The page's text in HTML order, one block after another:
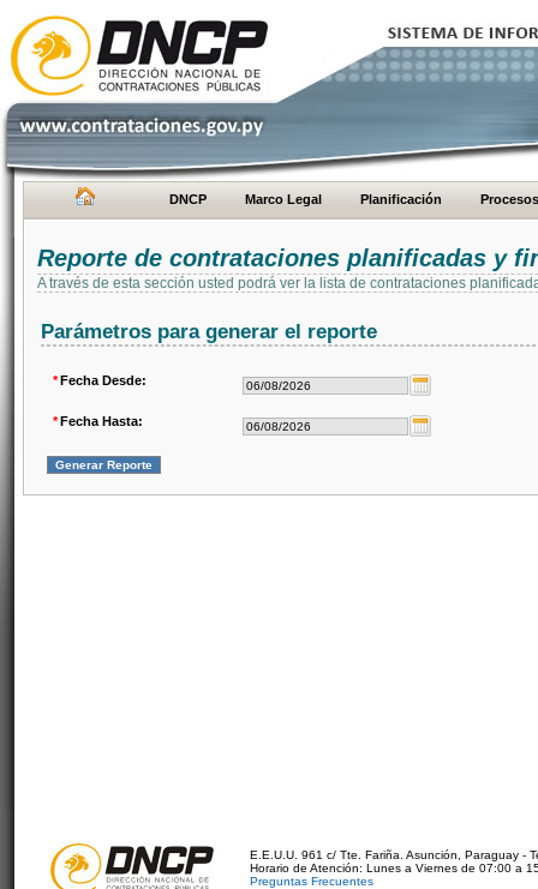
DNCP Marco Legal Planificación Procesos
Reporte de contrataciones planificadas y
A través de esta sección usted podrá ver la lista de contrataciones
Parámetros para generar el reporte
*Fecha Desde:
*Fecha Hasta:
E.E.U.U. 961 c/ Tte. Fariña. Asunción, Paraguay -
Horario de Atención: Lunes a Viernes de 07:00 a
Preguntas Frecuentes